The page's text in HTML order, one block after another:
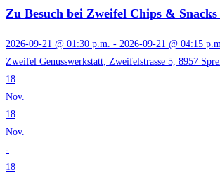
Zu Besuch bei Zweifel Chips &
2026-09-21 @ 01:30 p.m. - 2026-09-21 @ 04:15 p.m.
Zweifel Genusswerkstatt, Zweifelstrasse 5, 8957
18
Nov.
18
Nov.
-
18